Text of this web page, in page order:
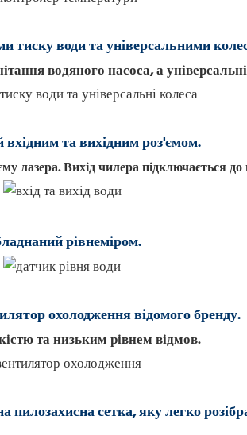
води та універсальними
водяного насоса, а
та вихідним роз'ємом.
лазера. Вихід чилера підключається до
рівнеміром.
охолодження відомого бренду.
та низьким рівнем відмов.
пилозахисна сетка, яку легко